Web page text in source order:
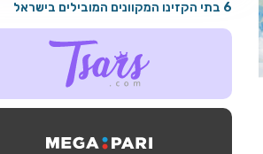
6 בתי הקזינו המקוונים המובילים בישראל